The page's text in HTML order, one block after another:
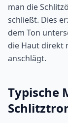
man die
schließt. Dies
dem Ton
die Haut direkt
anschlägt.
Typische